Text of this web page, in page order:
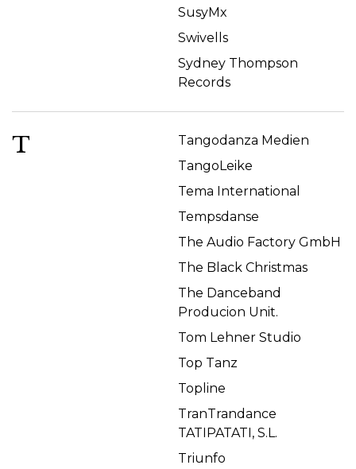
SusyMx
Swivells
Sydney Thompson
Records
T
Tangodanza Medien
TangoLeike
Tema International
Tempsdanse
The Audio Factory GmbH
The Black Christmas
The Danceband
Producion Unit.
Tom Lehner Studio
Top Tanz
Topline
TranTrandance
TATIPATATI, S.L.
Triunfo